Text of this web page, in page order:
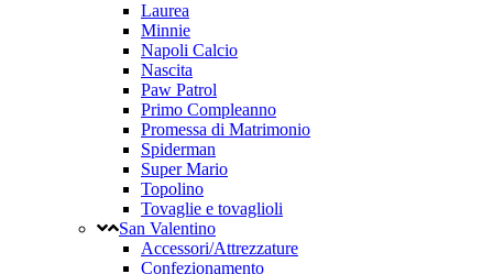
Laurea
Minnie
Napoli Calcio
Nascita
Paw Patrol
Primo Compleanno
Promessa di Matrimonio
Spiderman
Super Mario
Topolino
Tovaglie e tovaglioli
San Valentino
Accessori/Attrezzature
Confezionamento